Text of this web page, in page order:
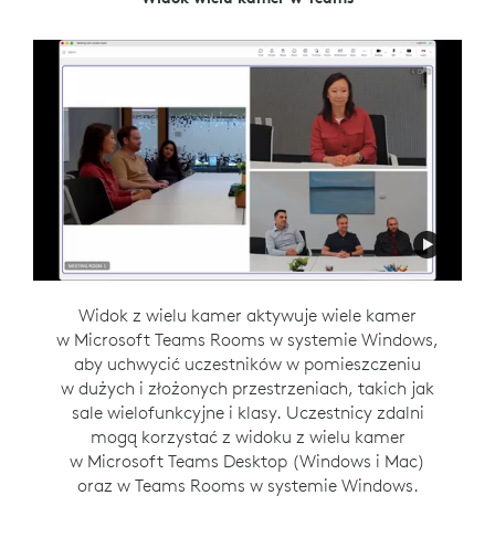
Widok z wielu kamer aktywuje wiele kamer
w Microsoft Teams Rooms w systemie Windows,
aby uchwycić uczestników w pomieszczeniu
w dużych i złożonych przestrzeniach, takich jak
sale wielofunkcyjne i klasy. Uczestnicy zdalni
mogą korzystać z widoku z wielu kamer
w Microsoft Teams Desktop (Windows i Mac)
oraz w Teams Rooms w systemie Windows.
Funkcja Intelligent Director wspiera elastyczną
komunikację, tworząc inkluzywne środowisko
hybrydowe do spotkań. Ta funkcja Zoom Rooms
w systemie Windows daje osobom
w pomieszczeniu własną przestrzeń w widoku
galerii, aby miały taką samą szansę na bycie
widzianym i słyszanym, jak wszyscy inni
uczestnicy spotkania.